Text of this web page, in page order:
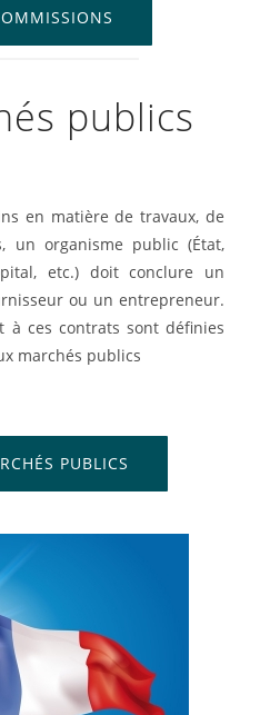
publics
en matière de travaux, de
un organisme public (État,
etc.) doit conclure un
ou un entrepreneur.
à ces contrats sont définies
marchés publics
PUBLICS